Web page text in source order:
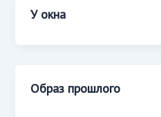
У окна
Образ прошлого